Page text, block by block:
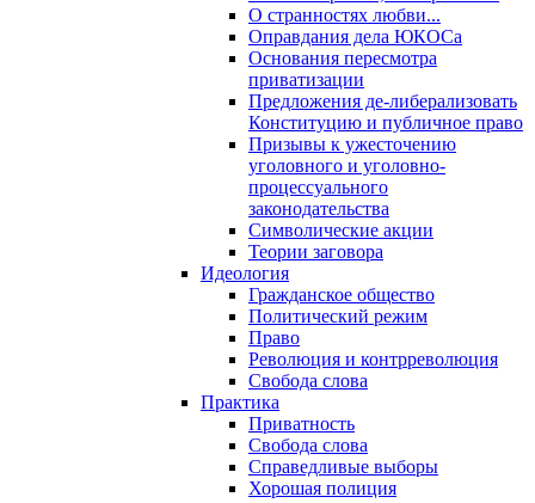
О странностях любви...
Оправдания дела ЮКОСа
Основания пересмотра
приватизации
Предложения де-либерализовать
Конституцию и публичное право
Призывы к ужесточению
уголовного и уголовно-
процессуального
законодательства
Символические акции
Теории заговора
Идеология
Гражданское общество
Политический режим
Право
Революция и контрреволюция
Свобода слова
Практика
Приватность
Свобода слова
Справедливые выборы
Хорошая полиция